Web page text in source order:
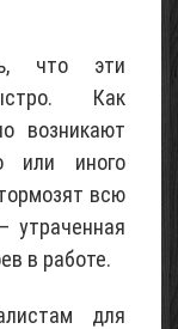
что эти
Как
возникают
или иного
всю
утраченная
в работе.
для